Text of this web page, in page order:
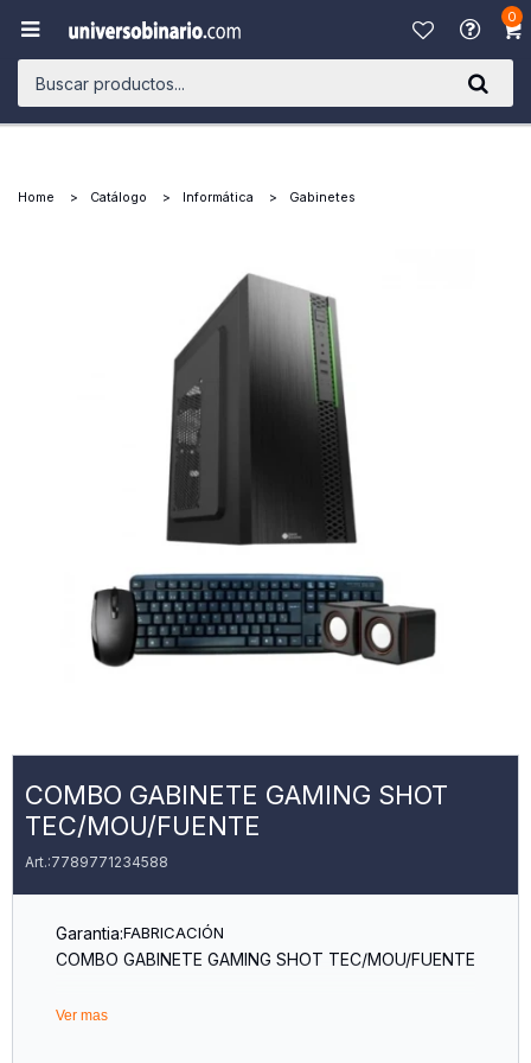
0

Home Catálogo Informática Gabinetes
COMBO GABINETE GAMING SHOT
TEC/MOU/FUENTE
7789771234588
Garantia:FABRICACIÓN
COMBO GABINETE GAMING SHOT TEC/MOU/FUENTE
ESPECIFICACIONES
Ver mas